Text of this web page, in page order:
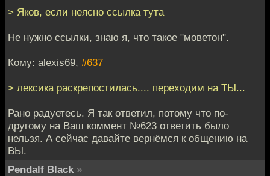
> Яков, если неясно ссылка тута
Не нужно ссылки, знаю я, что такое "моветон".
Кому: alexis69, #637
> лексика раскрепостилась.... переходим на ТЫ...
Рано радуетесь. Я так ответил, потому что по-
другому на Ваш коммент №623 ответить было
нельзя. А сейчас давайте вернёмся к общению на
ВЫ.
Pendalf Black »